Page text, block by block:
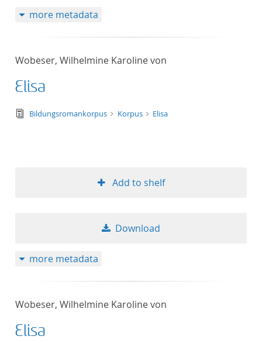
more metadata
Wobeser, Wilhelmine Karoline von
Elisa
text/tg.edition+tg.aggregation+xml
Bildungsromankorpus Korpus Elisa
Add to shelf
Download
more metadata
Wobeser, Wilhelmine Karoline von
Elisa